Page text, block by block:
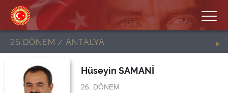
26.DÖNEM / ANTALYA
Hüseyin SAMANİ
26. DÖNEM